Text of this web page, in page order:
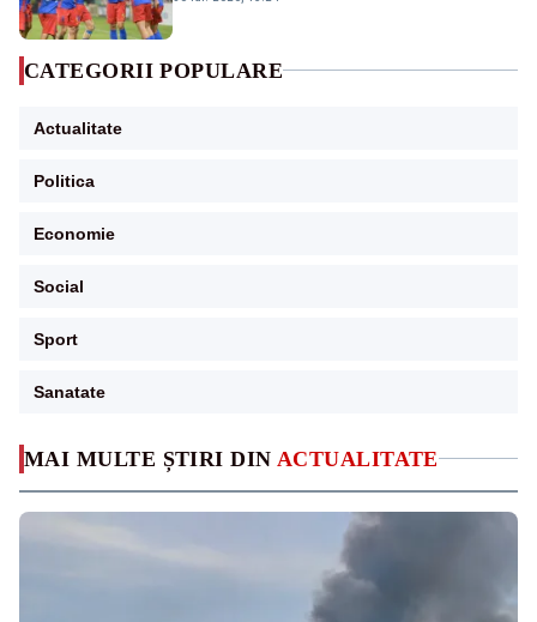
MAI MULTE ȘTIRI DIN ACTUALITATE
CATEGORII POPULARE
Actualitate
Politica
Economie
Social
Sport
Sanatate